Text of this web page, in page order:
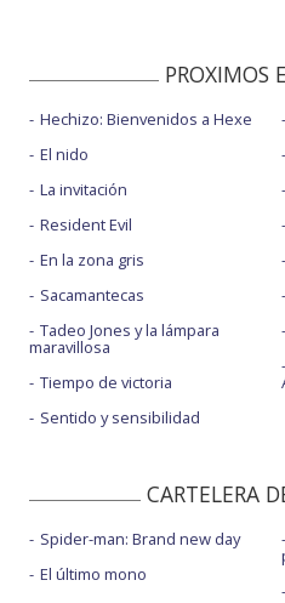
PROXIMOS
Hechizo: Bienvenidos a Hexe
El nido
La invitación
Resident Evil
En la zona gris
Sacamantecas
Tadeo Jones y la lámpara
maravillosa
Tiempo de victoria
Sentido y sensibilidad
CARTELERA
Spider-man: Brand new day
El último mono